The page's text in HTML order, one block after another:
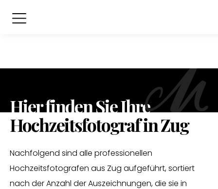
Hier finden Sie Ihre
Hochzeitsfotograf in Zug
Nachfolgend sind alle professionellen
Hochzeitsfotografen aus Zug aufgeführt, sortiert
nach der Anzahl der Auszeichnungen, die sie in